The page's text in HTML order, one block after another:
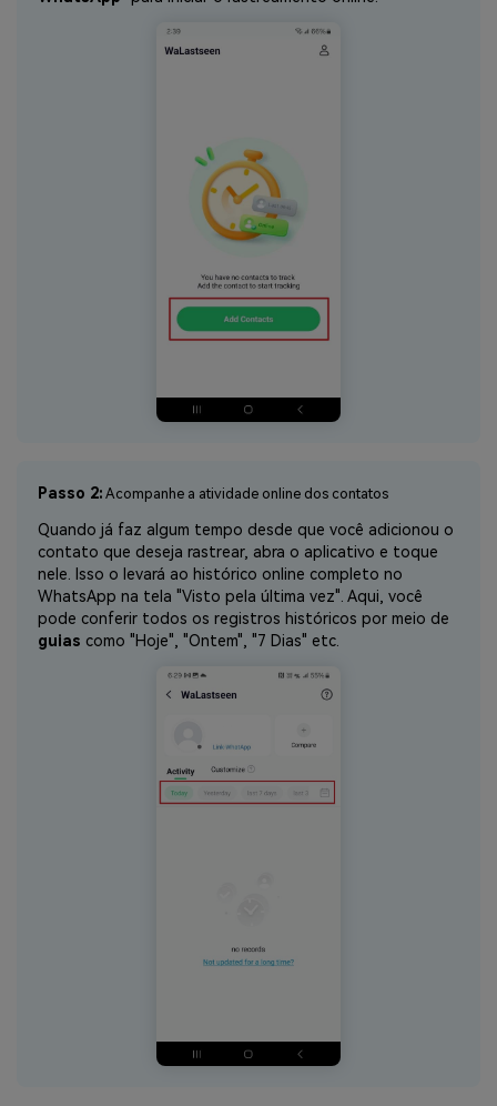
Passo 2: Acompanhe a atividade online dos contatos
Quando já faz algum tempo desde que você adicionou o
contato que deseja rastrear, abra o aplicativo e toque
nele. Isso o levará ao histórico online completo no
WhatsApp na tela "Visto pela última vez". Aqui, você
pode conferir todos os registros históricos por meio de
guias como "Hoje", "Ontem", "7 Dias" etc.